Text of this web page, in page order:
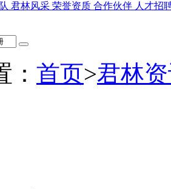
君林风采 荣誉资质 合作伙伴 人才招
首页>君林